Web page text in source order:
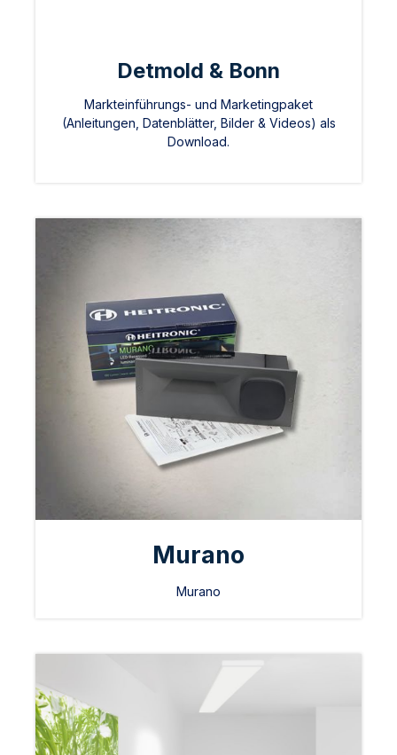
Detmold & Bonn
Markteinführungs- und Marketingpaket
(Anleitungen, Datenblätter, Bilder & Videos) als
Download.
Murano
Murano